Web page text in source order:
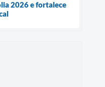
2026 e fortalece